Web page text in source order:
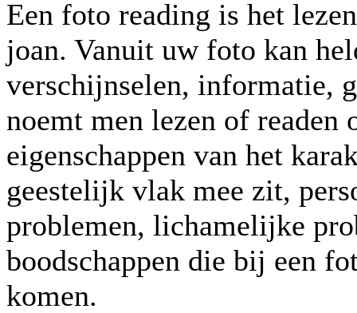
Een foto reading is het
joan. Vanuit uw foto kan
verschijnselen, informatie,
noemt men lezen of readen
eigenschappen van het
geestelijk vlak mee zit,
problemen, lichamelijke
boodschappen die bij een
komen.